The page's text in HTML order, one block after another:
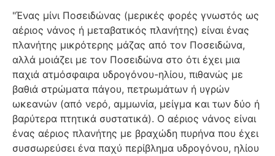
"Ένας μίνι Ποσειδώνας (μερικές φορές γνωστός ως
αέριος νάνος ή μεταβατικός πλανήτης) είναι ένας
πλανήτης μικρότερης μάζας από τον Ποσειδώνα,
αλλά μοιάζει με τον Ποσειδώνα στο ότι έχει μια
παχιά ατμόσφαιρα υδρογόνου-ηλίου, πιθανώς με
βαθιά στρώματα πάγου, πετρωμάτων ή υγρών
ωκεανών (από νερό, αμμωνία, μείγμα και των δύο ή
βαρύτερα πτητικά συστατικά). Ο αέριος νάνος είναι
ένας αέριος πλανήτης με βραχώδη πυρήνα που έχει
συσσωρεύσει ένα παχύ περίβλημα υδρογόνου, ηλίου